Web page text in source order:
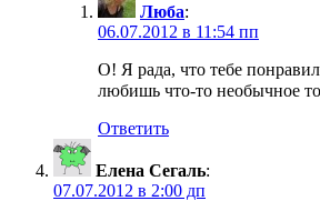
Люба:
06.07.2012 в 11:54 пп
О! Я рада, что тебе
любишь что-то необычное
Ответить
Елена Сегаль:
07.07.2012 в 2:00 дп